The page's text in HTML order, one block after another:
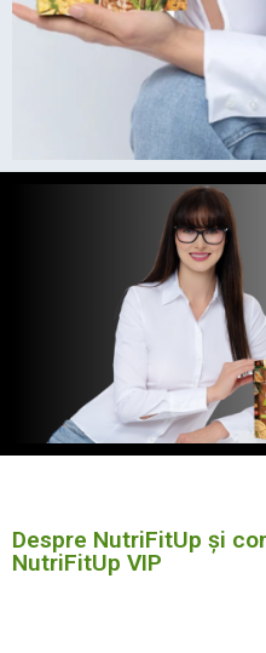
Despre NutriFitUp și
NutriFitUp VIP